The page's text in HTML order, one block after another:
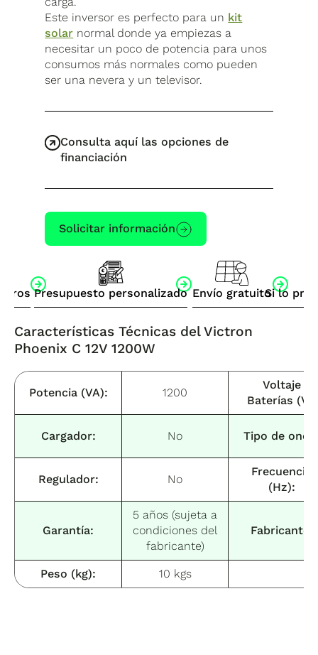
Este inversor es perfecto para un kit
solar normal donde ya empiezas a
necesitar un poco de potencia para unos
consumos más normales como pueden
ser una nevera y un televisor.
Consulta aquí las opciones de
financiación
Solicitar información
Presupuesto personalizado Envío gratuitoSi lo
Características Técnicas del Victron
Phoenix C 12V 1200W
Potencia (VA): 1200
Voltaje
Baterías (V):
Cargador: No Tipo de
Regulador: No
Frecuencia
(Hz):
Garantía:
5 años (sujeta a
condiciones del
fabricante)
Fabricante:
Peso (kg): 10 kgs